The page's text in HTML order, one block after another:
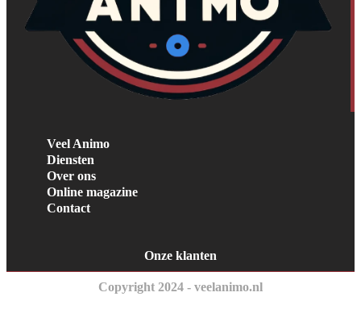
Veel Animo
Diensten
Over ons
Online magazine
Contact
Onze klanten
Copyright 2024 - veelanimo.nl